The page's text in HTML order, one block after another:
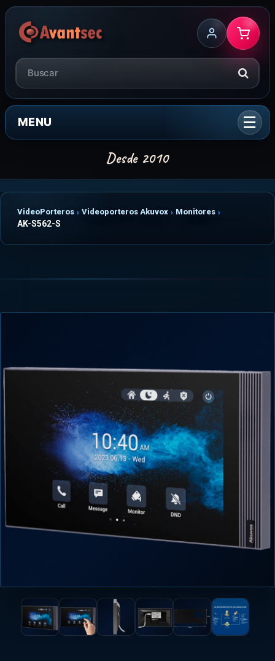
MENU
VideoPorteros Videoporteros Akuvox Monitores
AK-S562-S